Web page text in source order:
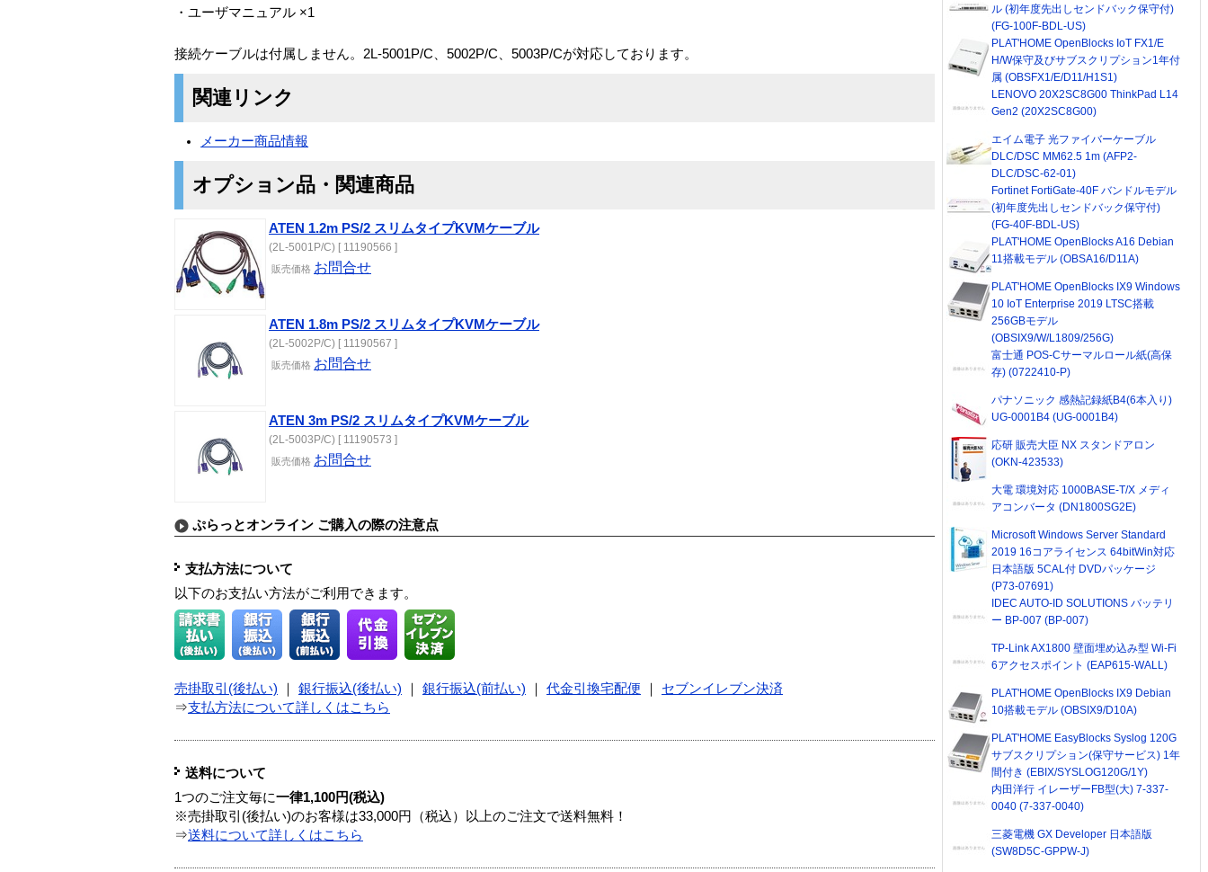
・ユーザマニュアル ×1
接続ケーブルは付属しません。2L-5001P/C、5002P/C、5003P/Cが対応しております。
関連リンク
メーカー商品情報
オプション品・関連商品
ATEN 1.2m PS/2 スリムタイプKVMケーブル
(2L-5001P/C) [ 11190566 ]
販売価格 お問合せ
ATEN 1.8m PS/2 スリムタイプKVMケーブル
(2L-5002P/C) [ 11190567 ]
販売価格 お問合せ
ATEN 3m PS/2 スリムタイプKVMケーブル
(2L-5003P/C) [ 11190573 ]
販売価格 お問合せ
ぷらっとオンライン ご購入の際の注意点
支払方法について
以下のお支払い方法がご利用できます。
売掛取引(後払い) 銀行振込(後払い) 銀行振込(前払い) 代金引換宅配便
セブンイレブン決済
⇒支払方法について詳しくはこちら
送料について
1つのご注文毎に一律1,100円(税込)
※売掛取引(後払い)のお客様は33,000円（税込）以上のご注文で送料無料！
⇒送料について詳しくはこちら
ル (初年度先出しセンドバック保守付)
(FG-100F-BDL-US)
PLAT'HOME OpenBlocks IoT FX1/E
H/W保守及びサブスクリプション1年付
属 (OBSFX1/E/D11/H1S1)
LENOVO 20X2SC8G00 ThinkPad L14
Gen2 (20X2SC8G00)
エイム電子 光ファイバーケーブル
DLC/DSC MM62.5 1m (AFP2-
DLC/DSC-62-01)
Fortinet FortiGate-40F バンドルモデル
(初年度先出しセンドバック保守付)
(FG-40F-BDL-US)
PLAT'HOME OpenBlocks A16 Debian
11搭載モデル (OBSA16/D11A)
PLAT'HOME OpenBlocks IX9 Windows
10 IoT Enterprise 2019 LTSC搭載
256GBモデル
(OBSIX9/W/L1809/256G)
富士通 POS-Cサーマルロール紙(高保
存) (0722410-P)
パナソニック 感熱記録紙B4(6本入り)
UG-0001B4 (UG-0001B4)
応研 販売大臣 NX スタンドアロン
(OKN-423533)
大電 環境対応 1000BASE-T/X メディ
アコンバータ (DN1800SG2E)
Microsoft Windows Server Standard
2019 16コアライセンス 64bitWin対応
日本語版 5CAL付 DVDパッケージ
(P73-07691)
IDEC AUTO-ID SOLUTIONS バッテリ
ー BP-007 (BP-007)
TP-Link AX1800 壁面埋め込み型 Wi-Fi
6アクセスポイント (EAP615-WALL)
PLAT'HOME OpenBlocks IX9 Debian
10搭載モデル (OBSIX9/D10A)
PLAT'HOME EasyBlocks Syslog 120G
サブスクリプション(保守サービス) 1年
間付き (EBIX/SYSLOG120G/1Y)
内田洋行 イレーザーFB型(大) 7-337-
0040 (7-337-0040)
三菱電機 GX Developer 日本語版
(SW8D5C-GPPW-J)